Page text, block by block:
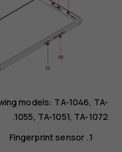
models: TA-1046, TA-
1055, TA-1051, TA-1072.
Fingerprint sensor